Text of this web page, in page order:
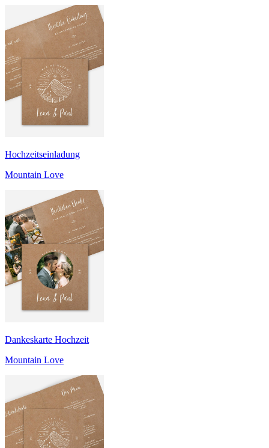
Hochzeitseinladung
Mountain Love
Dankeskarte Hochzeit
Mountain Love